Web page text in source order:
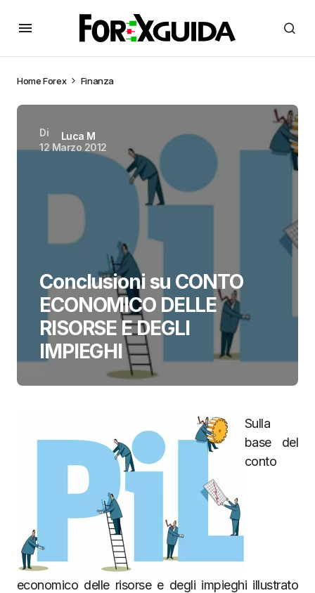
HomeForex Finanza
Di
Luca M
12 Marzo 2012
Conclusioni su CONTO
ECONOMICO DELLE
RISORSE E DEGLI
IMPIEGHI
Sulla
base del
conto
economico delle risorse e degli impieghi illustrato